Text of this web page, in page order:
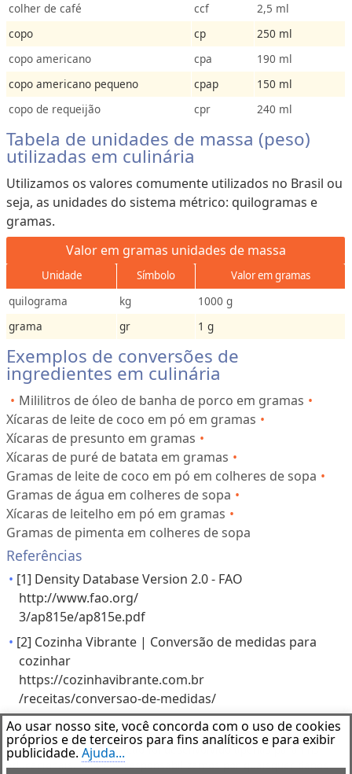
colher de café
ccf
2,5 ml
copo
cp
250 ml
copo americano
cpa
190 ml
copo americano pequeno
cpap
150 ml
copo de requeijão
cpr 240 ml
Tabela de unidades de massa (peso)
utilizadas em culinária
Utilizamos os valores comumente utilizados no Brasil ou
seja, as unidades do sistema métrico: quilogramas e
gramas.
Valor em gramas unidades de massa
Unidade Símbolo Valor em gramas
quilograma kg
1000 g
grama
gr 1 g
Exemplos de conversões de
ingredientes em culinária
Mililitros de óleo de banha de porco em gramas
Xícaras de leite de coco em pó em gramas
Xícaras de presunto em gramas
Xícaras de puré de batata em gramas
Gramas de leite de coco em pó em colheres de sopa
Gramas de água em colheres de sopa
Xícaras de leitelho em pó em gramas
Gramas de pimenta em colheres de sopa
Referências
[1] Density Database Version 2.0 - FAO
http://www.fao.org/
3/ap815e/ap815e.pdf
[2] Cozinha Vibrante | Conversão de medidas para
cozinhar
https://cozinhavibrante.com.br
/receitas/conversao-de-medidas/
Aviso Legal
Este software de aplicação foi desenvolvido apenas para fins
educacionais. Não nos responsabilizamos por quaisquer danos
Ao usar nosso site, você concorda com o uso de cookies
próprios e de terceiros para fins analíticos e para exibir
publicidade. Ajuda...